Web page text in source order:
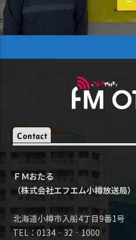
Contact
ＦＭおたる
（株式会社エフエム小樽放送局）
北海道小樽市入船4丁目9番1号
TEL：0134‐32‐1000